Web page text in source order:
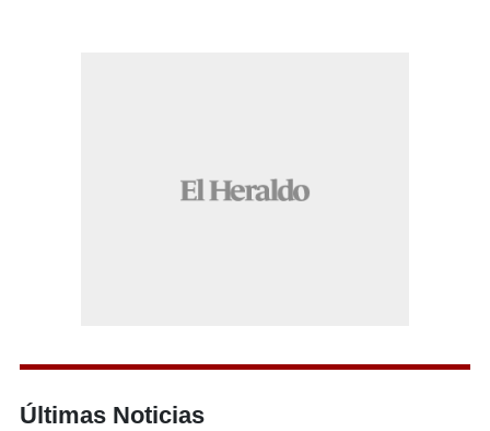
Últimas Noticias